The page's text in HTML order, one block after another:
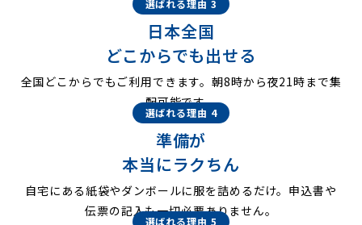
選ばれる理由 3
日本全国
どこからでも出せる
全国どこからでもご利用できます。朝8時から夜21時まで集
配可能です。
選ばれる理由 4
準備が
本当にラクちん
自宅にある紙袋やダンボールに服を詰めるだけ。申込書や
伝票の記入も一切必要ありません。
選ばれる理由 5